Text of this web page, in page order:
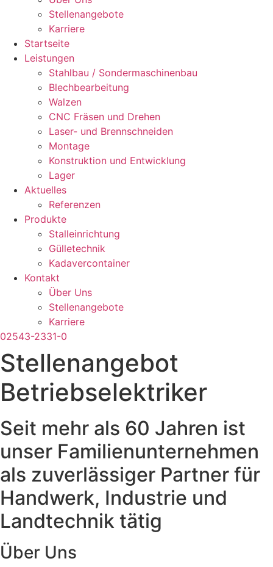
Stellenangebote
Karriere
Startseite
Leistungen
Stahlbau / Sondermaschinenbau
Blechbearbeitung
Walzen
CNC Fräsen und Drehen
Laser- und Brennschneiden
Montage
Konstruktion und Entwicklung
Lager
Aktuelles
Referenzen
Produkte
Stalleinrichtung
Gülletechnik
Kadavercontainer
Kontakt
Über Uns
Stellenangebote
Karriere
02543-2331-0
Stellenangebot
Betriebselektriker
Seit mehr als 60 Jahren ist
unser Familienunternehmen
als zuverlässiger Partner für
Handwerk, Industrie und
Landtechnik tätig
Über Uns